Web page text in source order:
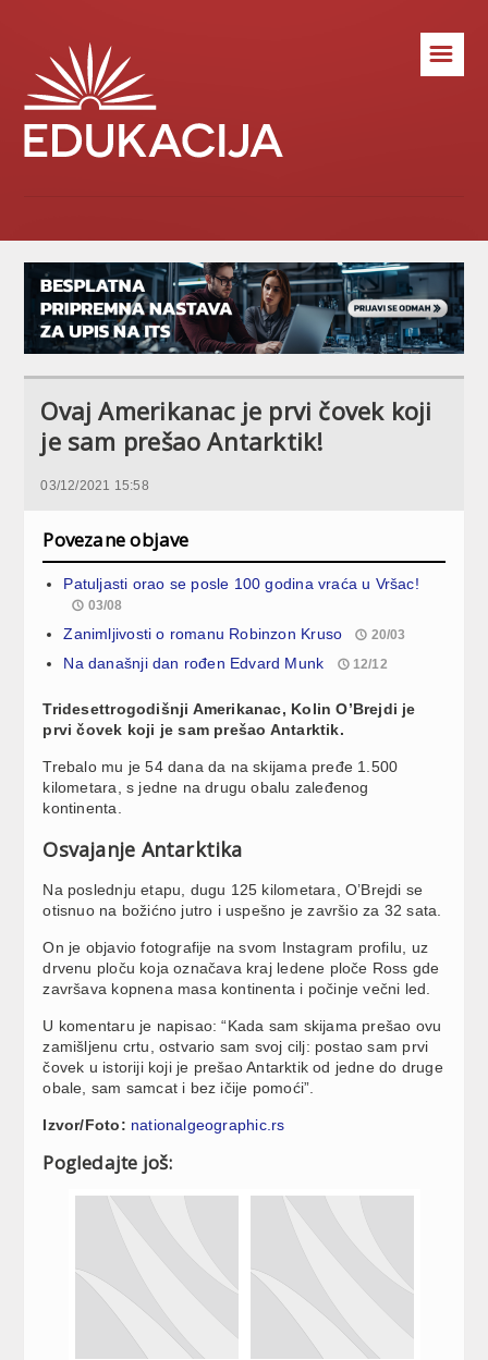
☰
Ovaj Amerikanac je prvi čovek koji
je sam prešao Antarktik!
03/12/2021 15:58
Povezane objave
Patuljasti orao se posle 100 godina vraća u Vršac!
03/08
Zanimljivosti o romanu Robinzon Kruso 20/03
Na današnji dan rođen Edvard Munk 12/12
Tridesettrogodišnji Amerikanac, Kolin O’Brejdi je
prvi čovek koji je sam prešao Antarktik.
Trebalo mu je 54 dana da na skijama pređe 1.500
kilometara, s jedne na drugu obalu zaleđenog
kontinenta.
Osvajanje Antarktika
Na poslednju etapu, dugu 125 kilometara, O’Brejdi se
otisnuo na božićno jutro i uspešno je završio za 32 sata.
On je objavio fotografije na svom Instagram profilu, uz
drvenu ploču koja označava kraj ledene ploče Ross gde
završava kopnena masa kontinenta i počinje večni led.
U komentaru je napisao: “Kada sam skijama prešao ovu
zamišljenu crtu, ostvario sam svoj cilj: postao sam prvi
čovek u istoriji koji je prešao Antarktik od jedne do druge
obale, sam samcat i bez ičije pomoći”.
Izvor/Foto: nationalgeographic.rs
Pogledajte još: